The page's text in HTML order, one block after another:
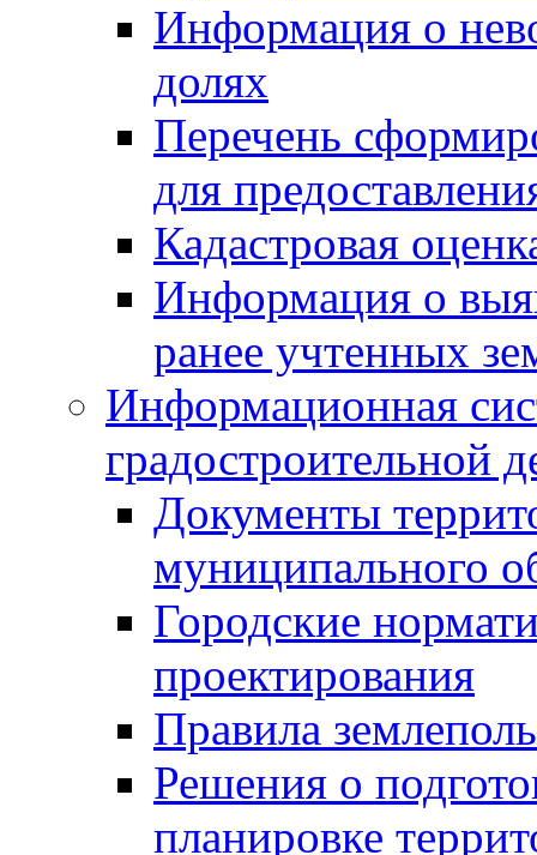
Информация о
долях
Перечень
для
Кадастровая
Информация о
ранее учтенных
Информационная
градостроительной
Документы
муниципального
Городские
проектирования
Правила
Решения о
планировке